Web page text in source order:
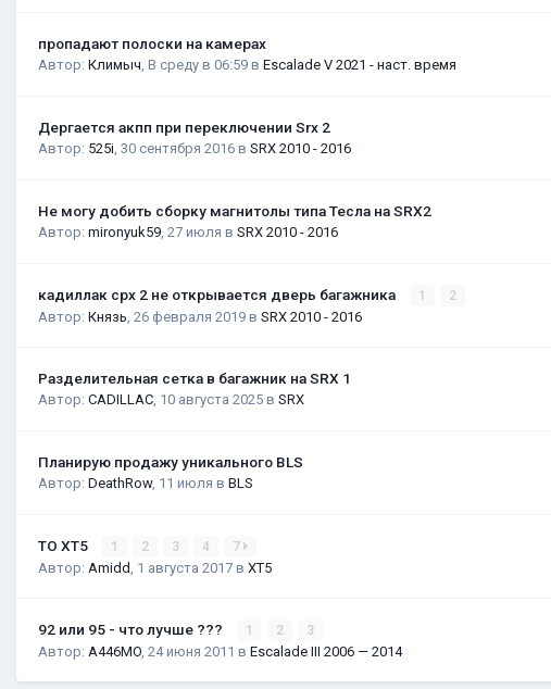
пропадают полоски на камерах
Автор: Климыч В среду в 06:59 в Escalade V 2021 - наст. время
Дергается акпп при переключении Srx 2
Автор: 525i 30 сентября 2016 в SRX 2010 - 2016
Не могу добить сборку магнитолы типа Тесла на SRX2
Автор: mironyuk59 27 июля в SRX 2010 - 2016
кадиллак срх 2 не открывается дверь багажника 1 2
Автор: Князь 26 февраля 2019 в SRX 2010 - 2016
Разделительная сетка в багажник на SRX 1
Автор: CADILLAC 10 августа 2025 в SRX
Планирую продажу уникального BLS
Автор: DeathRow, 11 июля в BLS
ТО XT5 1 2 3 4 7
Автор: Amidd 1 августа 2017 в XT5
92 или 95 - что лучше ??? 1 2 3
Автор: A446MO 24 июня 2011 в Escalade III 2006 — 2014